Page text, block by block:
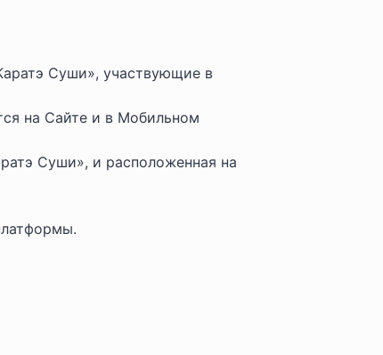
Суши», участвующие в
на Сайте и в Мобильном
Суши», и расположенная на